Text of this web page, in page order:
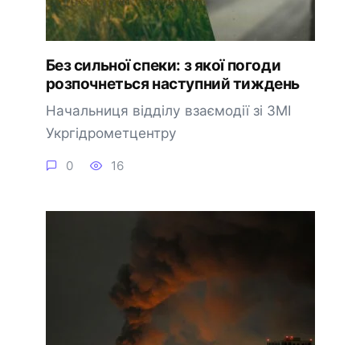
Без сильної спеки: з якої погоди
розпочнеться наступний тиждень
Начальниця відділу взаємодії зі ЗМІ
Укргідрометцентру
0 16
🔔 Підписатися